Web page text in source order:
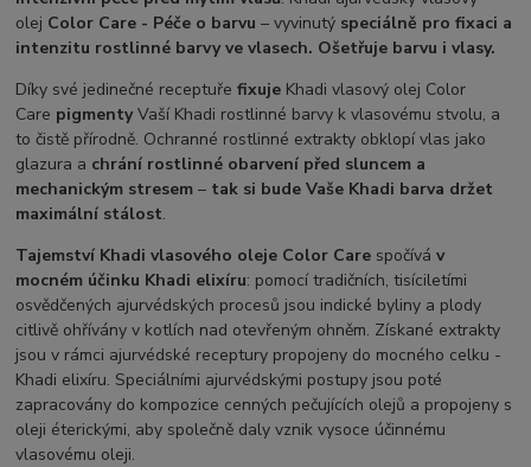
olej Color Care - Péče o barvu – vyvinutý speciálně pro fixaci a
intenzitu rostlinné barvy ve vlasech. Ošetřuje barvu i vlasy.
Díky své jedinečné receptuřefixuje Khadi vlasový olej Color
Care pigmentyVaší Khadi rostlinné barvy k vlasovému stvolu, a
to čistě přírodně. Ochranné rostlinné extrakty obklopí vlas jako
glazura a chrání rostlinné obarvení před sluncem a
mechanickým stresem – tak si bude Vaše Khadi barva držet
maximální stálost.
Tajemství Khadi vlasového oleje Color Care spočíváv
mocném účinku Khadi elixíru: pomocí tradičních, tisíciletími
osvědčených ajurvédských procesů jsou indické byliny a plody
citlivě ohřívány v kotlích nad otevřeným ohněm. Získané extrakty
jsou v rámci ajurvédské receptury propojeny do mocného celku -
Khadi elixíru. Speciálními ajurvédskými postupy jsou poté
zapracovány do kompozice cenných pečujících olejů a propojeny s
oleji éterickými, aby společně daly vznik vysoce účinnému
vlasovému oleji.